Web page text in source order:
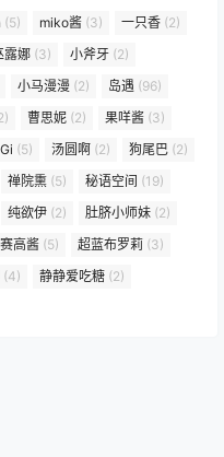
(5) miko酱 (3) 一只香 (2)
露娜 (3) 小斧牙 (2)
小马漫漫 (2) 岛遇 (96)
曹思妮 (2) 果咩酱 (3)
(5) 汤圆啊 (2) 狗尾巴 (2)
禅院熏 (5) 秘语空间 (19)
纯欲伊 (2) 肚脐小师妹 (2)
赛高酱 (5) 超蓝布罗莉 (3)
(4) 静静爱吃糖 (2)